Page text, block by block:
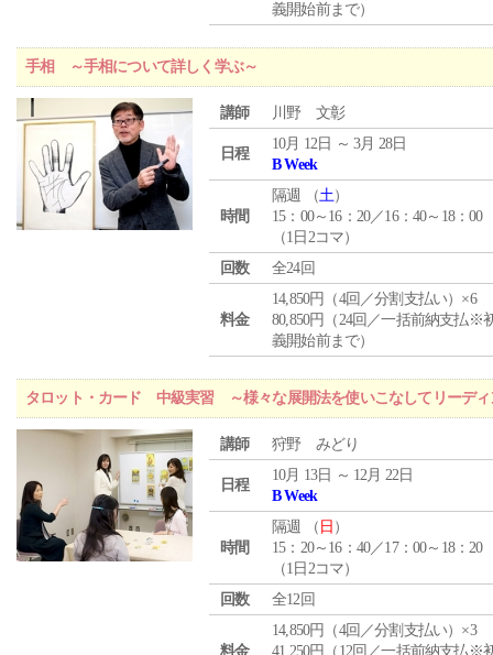
義開始前まで）
手相 ～手相について詳しく学ぶ～
講師 川野 文彰
日程
10月 12日 ～ 3月 28日
B Week
時間
隔週 （土）
15：00～16：20／16：40～18：00
（1日2コマ）
回数
全24回
料金
14,850円（4回／分割支払い）×6
80,850円（24回／一括前納支払※
義開始前まで）
タロット・カード 中級実習 ～様々な展開法を使いこなしてリーディ
講師 狩野 みどり
日程
10月 13日 ～ 12月 22日
B Week
時間
隔週 （ 日 ）
15：20～16：40／17：00～18：20
（1日2コマ）
回数
全12回
料金
14,850円（4回／分割支払い）×3
41,250円（12回／一括前納支払※